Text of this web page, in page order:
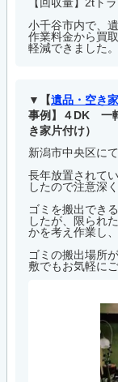
小千谷市内で、
作業料金から買
軽減できました。
【遺品・空き
事例】４DK 一
き家片付け）
新潟市中央区に
長年放置されて
したので注意深
ゴミを搬出でき
したが、限られ
かを考え作業し
ゴミの搬出場所
敷でもお気軽に